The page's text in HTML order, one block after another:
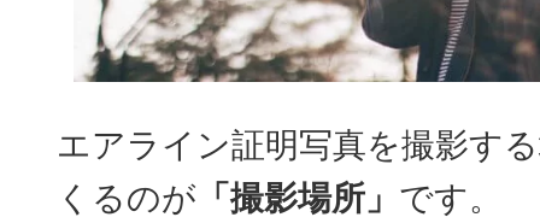
エアライン証明写真を撮影す
くるのが 「撮影場所」 です。